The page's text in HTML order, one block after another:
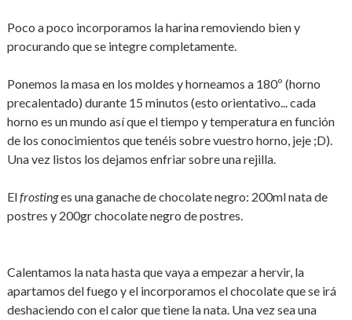
Poco a poco incorporamos la harina removiendo bien y
procurando que se integre completamente.
Ponemos la masa en los moldes y horneamos a 180º (horno
precalentado) durante 15 minutos (esto orientativo... cada
horno es un mundo así que el tiempo y temperatura en función
de los conocimientos que tenéis sobre vuestro horno, jeje ;D).
Una vez listos los dejamos enfriar sobre una rejilla.
Elfrostinges una ganache de chocolate negro: 200ml nata de
postres y 200gr chocolate negro de postres.
Calentamos la nata hasta que vaya a empezar a hervir, la
apartamos del fuego y el incorporamos el chocolate que se irá
deshaciendo con el calor que tiene la nata. Una vez sea una